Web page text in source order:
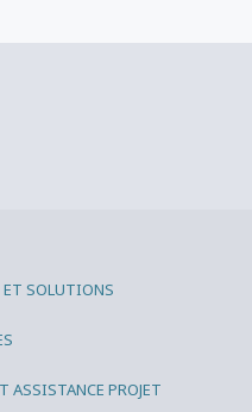
SOLUTIONS
ASSISTANCE PROJET